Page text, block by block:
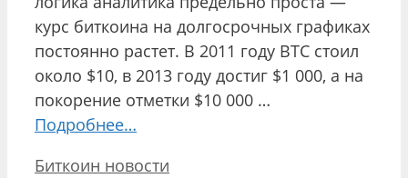
курс биткоина на долгосрочных графиках
постоянно растет. В 2011 году BTC стоил
около $10, в 2013 году достиг $1 000, а на
покорение отметки $10 000 …
Подробнее…
Рубрики
Биткоин новости